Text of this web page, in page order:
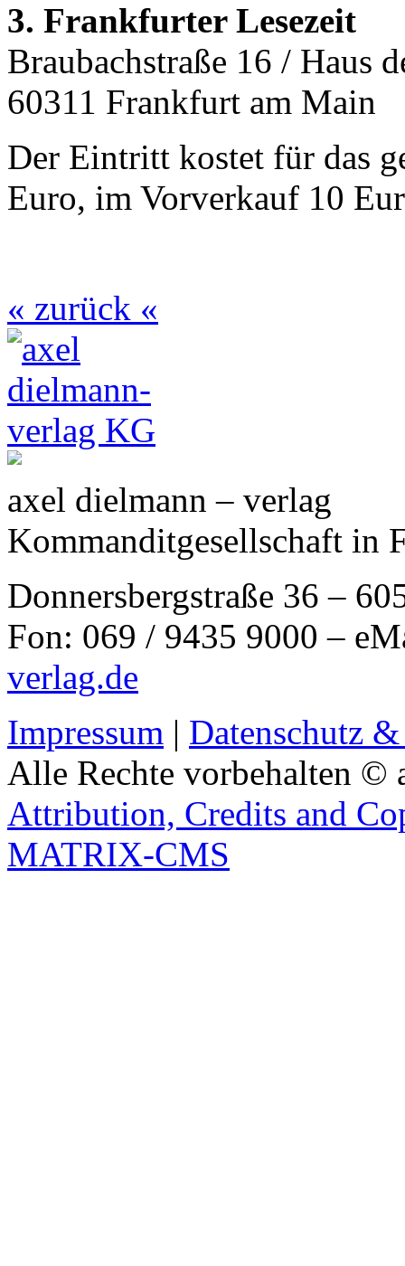
3. Frankfurter Lesezeit
Braubachstraße 16 / Haus
60311 Frankfurt am Main
Der Eintritt kostet für das
Euro, im Vorverkauf 10
« zurück «
axel dielmann – verlag
Kommanditgesellschaft in
Donnersbergstraße 36 –
Fon: 069 / 9435 9000 –
verlag.de
Impressum | Datenschutz
Alle Rechte vorbehalten ©
Attribution, Credits and
MATRIX-CMS